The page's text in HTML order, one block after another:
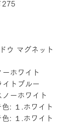
275
ウ マグネット
ホワイト
トブルー
ーホワイト
: １.ホワイト
: １.ホワイト